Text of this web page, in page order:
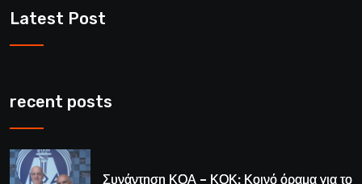
Latest Post
recent posts
Συνάντηση ΚΟΑ – ΚΟΚ: Κοινό όραμα για το